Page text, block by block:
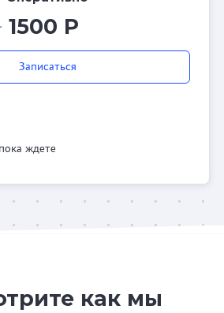
1500 Р
Записаться
ждете
как мы